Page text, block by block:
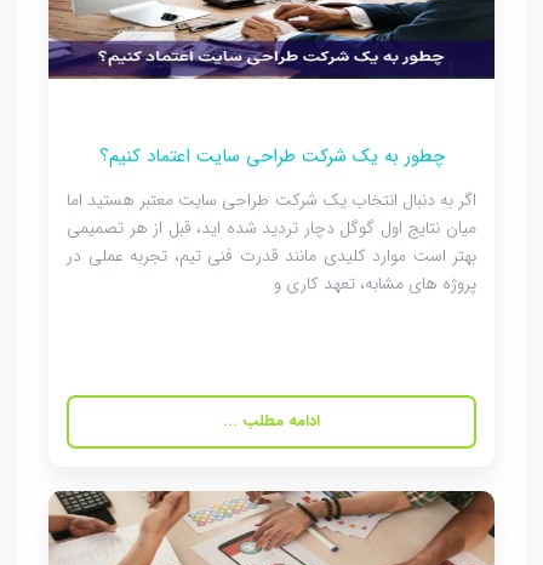
چطور به یک شرکت طراحی سایت اعتماد کنیم؟
اگر به دنبال انتخاب یک شرکت طراحی سایت معتبر هستید اما
میان نتایج اول گوگل دچار تردید شده اید، قبل از هر تصمیمی
بهتر است موارد کلیدی مانند قدرت فنی تیم، تجربه عملی در
پروژه های مشابه، تعهد کاری و
ادامه مطلب ...